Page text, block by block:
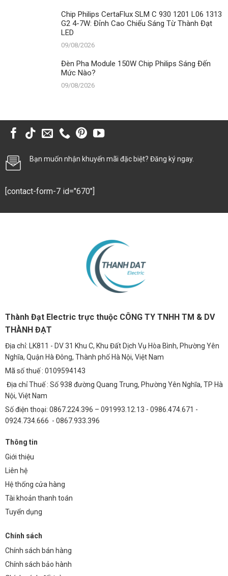
Chip Philips CertaFlux SLM C 930 1201 L06 1313
G2 4-7W: Đỉnh Cao Chiếu Sáng Từ Thành Đạt
LED
09/08/2026
Đèn Pha Module 150W Chip Philips Sáng Đến
Mức Nào?
09/08/2026
Bạn muốn nhận khuyến mãi đặc biệt? Đăng ký ngay.
[contact-form-7 id="670"]
Thành Đạt Electric trực thuộc CÔNG TY TNHH TM & DV
THÀNH ĐẠT
Địa chỉ: LK811 - DV 31 Khu C, Khu Đất Dịch Vụ Hòa Bình, Phường Yên
Nghĩa, Quận Hà Đông, Thành phố Hà Nội, Việt Nam
Mã số thuế : 0109594143
Địa chỉ Thuế : Số 938 đường Quang Trung, Phường Yên Nghĩa, TP Hà
Nội, Việt Nam
Số điện thoại: 0867.224.396 – 091993.12.13 - 0986.474.671 -
0924.734.666 - 0867.933.396
Thông tin
Giới thiệu
Liên hệ
Hệ thống cửa hàng
Tài khoản thanh toán
Tuyển dụng
Chính sách
Chính sách bán hàng
Chính sách bảo hành